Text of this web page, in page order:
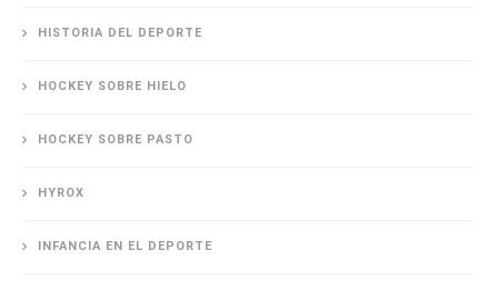
HISTORIA DEL DEPORTE
HOCKEY SOBRE HIELO
HOCKEY SOBRE PASTO
HYROX
INFANCIA EN EL DEPORTE